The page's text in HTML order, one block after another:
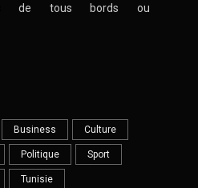
de tous bords ou
Business Culture
Politique Sport
Tunisie